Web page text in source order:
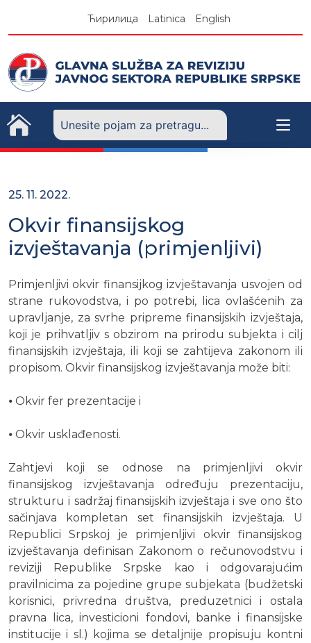
Ћирилица Latinica English
25. 11. 2022.
Okvir finansijskog
izvještavanja (primjenljivi)
Primjenljivi okvir finansijkog izvještavanja usvojen od
strane rukovodstva, i po potrebi, lica ovlašćenih za
upravljanje, za svrhe pripreme finansijskih izvještaja,
koji je prihvatljiv s obzirom na prirodu subjekta i cilj
finansijskih izvještaja, ili koji se zahtijeva zakonom ili
propisom. Okvir finansijskog izvještavanja može biti:
⦁ Okvir fer prezentacije i
⦁ Okvir usklađenosti.
Zahtjevi koji se odnose na primjenljivi okvir
finansijskog izvještavanja određuju prezentaciju,
strukturu i sadržaj finansijskih izvještaja i sve ono što
sačinjava kompletan set finansijskih izvještaja. U
Republici Srpskoj je primjenljivi okvir finansijskog
izvještavanja definisan Zakonom o rečunovodstvu i
reviziji Republike Srpske kao i odgovarajućim
pravilnicima za pojedine grupe subjekata (budžetski
korisnici, privredna društva, preduzetnici i ostala
pravna lica, investicioni fondovi, banke i finansijske
institucije i sl.) kojima se detaljnije propisuju kontni